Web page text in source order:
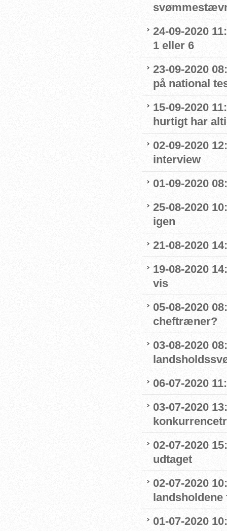
24-09-2020
1 eller 6
23-09-2020
på national
15-09-2020
hurtigt har
02-09-2020
interview
01-09-2020
25-08-2020
igen
21-08-2020
19-08-2020
vis
05-08-2020
cheftræner?
03-08-2020
06-07-2020
03-07-2020
02-07-2020
udtaget
02-07-2020
01-07-2020